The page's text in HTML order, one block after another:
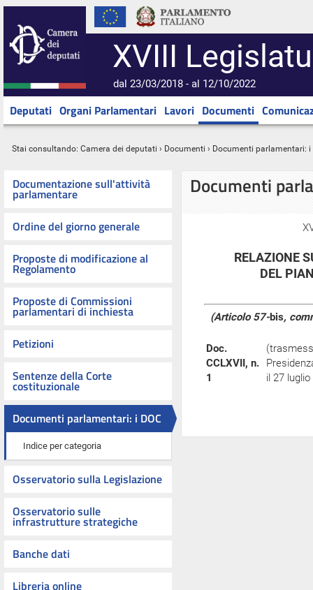
XVIII
dal 23/03/2018 - al 12/10/2022
Deputati Organi Parlamentari Lavori Documenti
Stai consultando: Camera dei deputati › Documenti › Documenti parlamentari: i
Documentazione sull'attività
parlamentare
Ordine del giorno generale
Proposte di modificazione al
Regolamento
Proposte di Commissioni
parlamentari di inchiesta
Petizioni
Sentenze della Corte
costituzionale
Documenti parlamentari: i DOC
Indice per categoria
Osservatorio sulla Legislazione
Osservatorio sulle
infrastrutture strategiche
Banche dati
Libreria online
Documenti
RELAZIONE
DEL
(Articolo 57-bis,
Doc.
CCLXVII, n.
1
il 27